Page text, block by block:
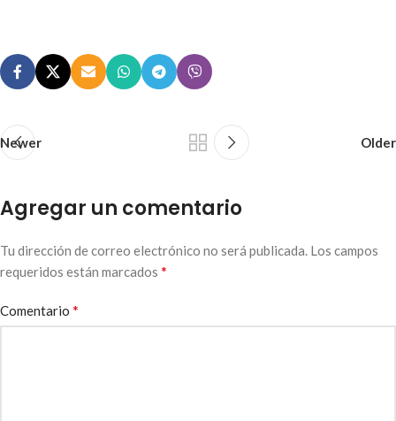
Newer Older
Agregar un comentario
Tu dirección de correo electrónico no será publicada. Los campos
requeridos están marcados *
Comentario *